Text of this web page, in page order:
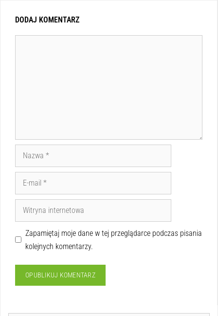
DODAJ KOMENTARZ
Zapamiętaj moje dane w tej przeglądarce podczas pisania
kolejnych komentarzy.